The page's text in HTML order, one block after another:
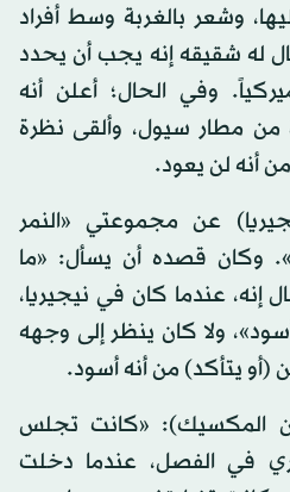
وشعر بالغربة وسط أفراد
له شقيقه إنه يجب أن يحدد
وفي الحال؛ أعلن أنه
من مطار سيول، وألقى نظرة
أنه لن يعود.
عن مجموعتي «النمر
وكان قصده أن يسأل: «ما
إنه، عندما كان في نيجيريا،
ولا كان ينظر إلى وجهه
(أو يتأكد) من أنه أسود.
المكسيك): «كانت تجلس
في الفصل، عندما دخلت